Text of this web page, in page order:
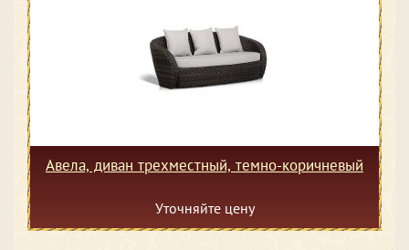
Авела, диван трехместный, темно-коричневый
Уточняйте цену